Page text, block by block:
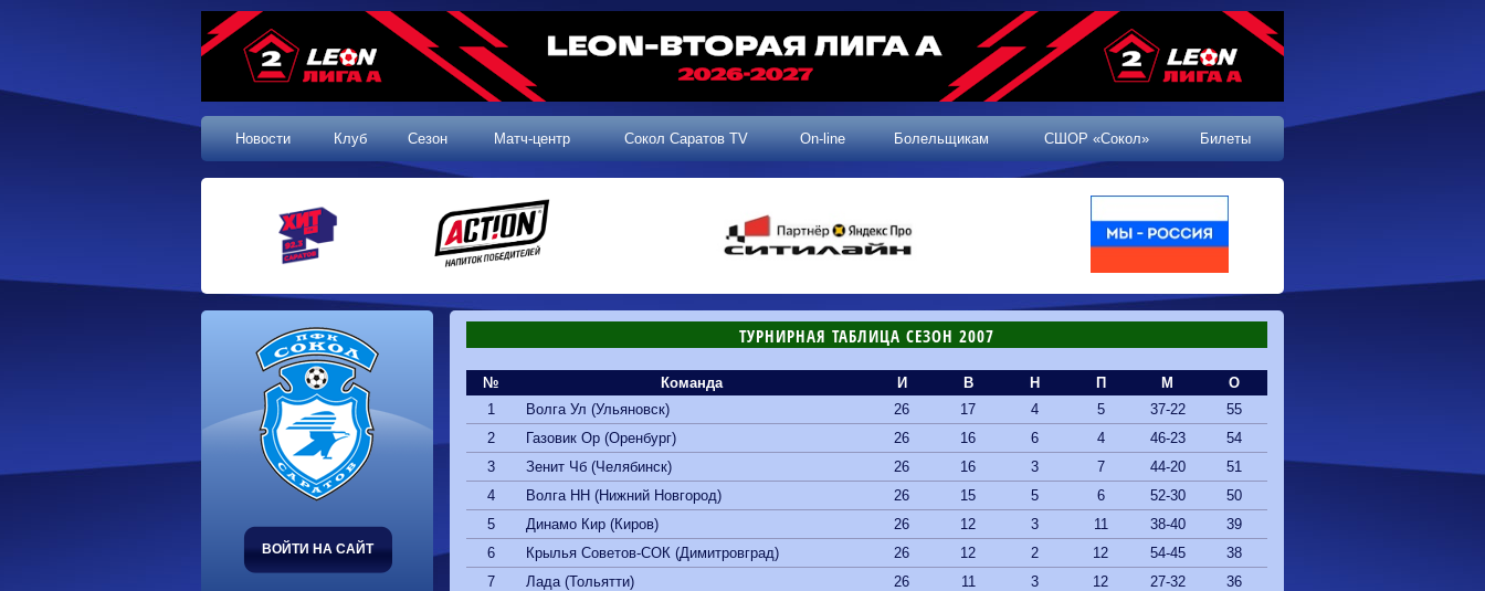
Новости Клуб Сезон Матч-центр Сокол Саратов TV On-line Болельщикам СШОР «Сокол» Билеты
ВОЙТИ НА САЙТ
ТУРНИРНАЯ ТАБЛИЦА СЕЗОН 2007
№ Команда И В Н П М
О
1
Волга Ул (Ульяновск) 26 17 4 5 37-22
55
2
Газовик Ор (Оренбург) 26 16 6 4 46-23
54
3
Зенит Чб (Челябинск) 26 16 3 7 44-20
51
4
Волга НН (Нижний Новгород) 26 15 5 6 52-30
50
5
Динамо Кир (Киров) 26 12 3 11 38-40
39
6
Крылья Советов-СОК (Димитровград) 26 12 2 12 54-45
38
7
Лада (Тольятти) 26 11 3 12 27-32
36